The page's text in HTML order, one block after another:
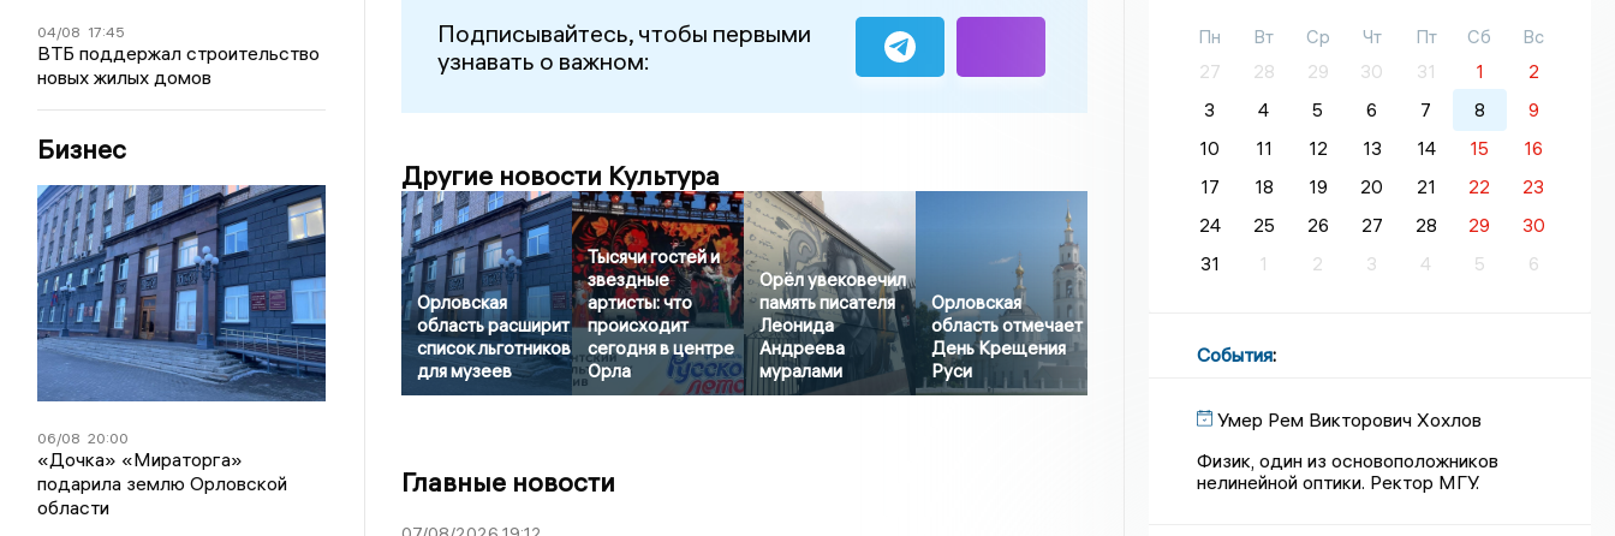
04/08 17:45
ВТБ поддержал строительство
новых жилых домов
Бизнес
06/08 20:00
«Дочка» «Мираторга»
подарила землю Орловской
области
Подписывайтесь, чтобы первыми
узнавать о важном:
Другие новости Культура
Орловская
область расширит
список льготников
для музеев
Тысячи гостей и
звездные
артисты: что
происходит
сегодня в центре
Орла
Орёл увековечил
память писателя
Леонида
Андреева
муралами
Орловская
область отмечает
День Крещения
Руси
Главные новости
Пн Вт Ср Чт Пт Сб
Вс
27
28 29 30 31 1
2
3
4 5 6 7 8
9
10
11 12 13 14 15
16
17
18 19 20 21 22
23
24
25 26 27 28 29
30
31
1 2 3 4 5 6
События:
Умер Рем Викторович Хохлов
Физик, один из основоположников
нелинейной оптики. Ректор МГУ.